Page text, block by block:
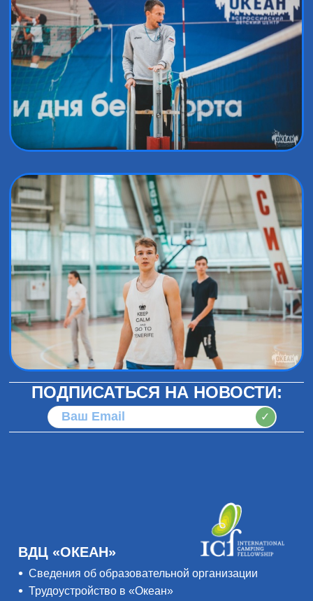
ПОДПИСАТЬСЯ НА НОВОСТИ:
✓
ВДЦ «ОКЕАН»
Сведения об образовательной организации
Трудоустройство в «Океан»